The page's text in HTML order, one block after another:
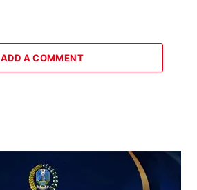
ADD A COMMENT